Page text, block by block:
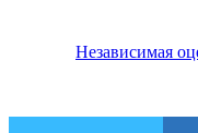
Независимая